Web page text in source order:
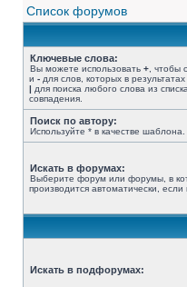
Список форумов
Ключевые слова:
Вы можете использовать + , чтобы
и - для слов, которых в
| для поиска любого слова из
совпадения.
Поиск по автору:
Используйте * в качестве шаблона.
Искать в форумах:
Выберите форум или форумы, в
производится автоматически,
Искать в подфорумах: